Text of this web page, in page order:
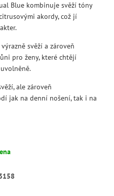
Blue kombinuje svěží tóny
akordy, což jí
svěží a zároveň
pro ženy, které chtějí
ale zároveň
jak na denní nošení, tak i na